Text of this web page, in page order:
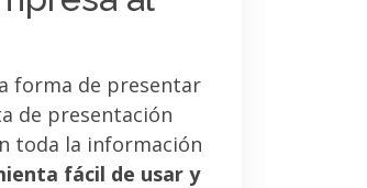
forma de presentar
de presentación
toda la información
fácil de usar y